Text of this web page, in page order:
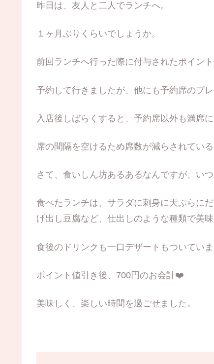
昨日は、友人と二人でランチへ。
１ヶ月ぶりくらいでしょうか。
前回ランチへ行った際に付与されたポイン
予約して行きましたが、他にも予約席のプレ
入店後しばらくすると、予約席以外も満席に
席の間隔を空けるため席数が減らされてい
さて、食いしん坊あるあるなんですが、い
食べたランチは、サラダに刺身に天ぷらに
げ出し豆腐など、仕出しのような種類で美味
食後のドリンクも一口デザートもついていま
ポイント値引き後、700円のお会計❤️
美味しく、楽しい時間を過ごせました。